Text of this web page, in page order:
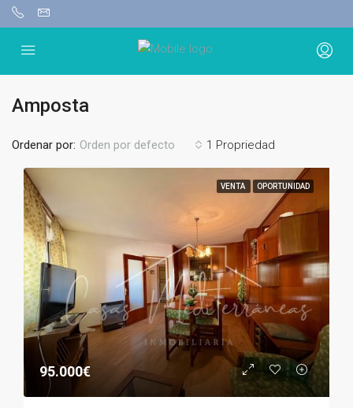
Amposta
1 Propriedad
Ordenar por: Orden por defecto
VENTA OPORTUNIDAD
95.000€